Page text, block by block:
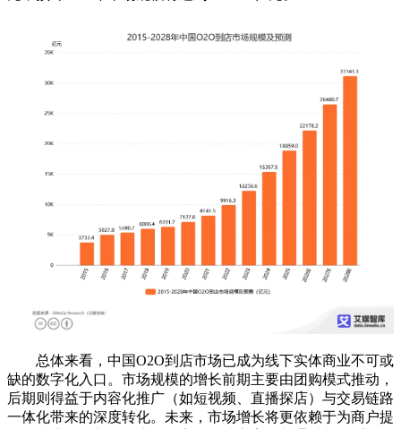
总体来看，中国O2O到店市场已成为线下实体商业不可或
缺的数字化入口。市场规模的增长前期主要由团购模式推动，
后期则得益于内容化推广（如短视频、直播探店）与交易链路
一体化带来的深度转化。未来，市场增长将更依赖于为商户提